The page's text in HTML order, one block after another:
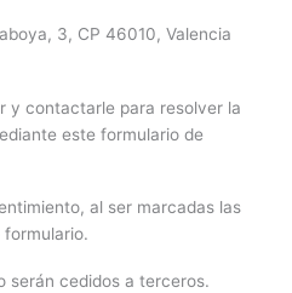
3, CP 46010, Valencia
y contactarle para resolver la
este formulario de
al ser marcadas las
serán cedidos a terceros.